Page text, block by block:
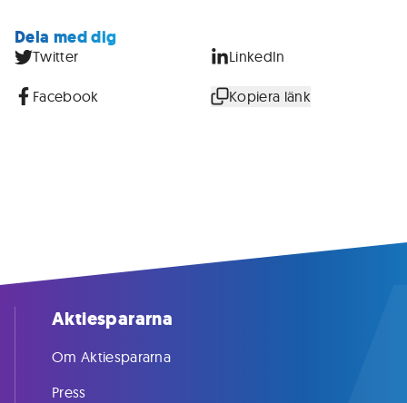
Dela med dig
Twitter LinkedIn
Facebook Kopiera länk
Aktiespararna
Om Aktiespararna
Press